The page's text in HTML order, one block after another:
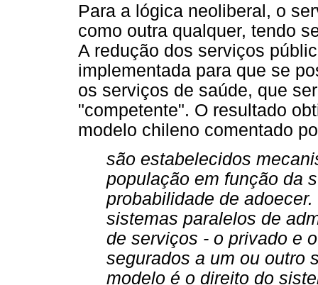
Para a lógica neoliberal, o
como outra qualquer, tendo
A redução dos serviços
implementada para que se
os serviços de saúde, que
"competente". O resultado
modelo chileno comentado
são estabelecidos
população em função da
probabilidade de
sistemas paralelos de
de serviços - o privado e
segurados a um ou outro
modelo é o direito do